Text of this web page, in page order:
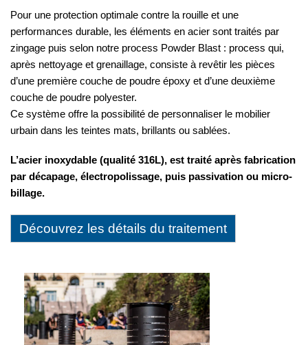
Pour une protection optimale contre la rouille et une
performances durable, les éléments en acier sont traités par
zingage puis selon notre process Powder Blast : process qui,
après nettoyage et grenaillage, consiste à revêtir les pièces
d’une première couche de poudre époxy et d’une deuxième
couche de poudre polyester.
Ce système offre la possibilité de personnaliser le mobilier
urbain dans les teintes mats, brillants ou sablées.
L’acier inoxydable (qualité 316L), est traité après fabrication
par décapage, électropolissage, puis passivation ou micro-
billage.
Découvrez les détails du traitement